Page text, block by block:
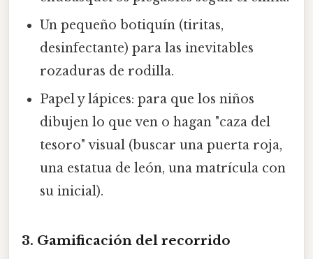
Un pequeño botiquín (tiritas,
desinfectante) para las inevitables
rozaduras de rodilla.
Papel y lápices: para que los niños
dibujen lo que ven o hagan "caza del
tesoro" visual (buscar una puerta roja,
una estatua de león, una matrícula con
su inicial).
3. Gamificación del recorrido